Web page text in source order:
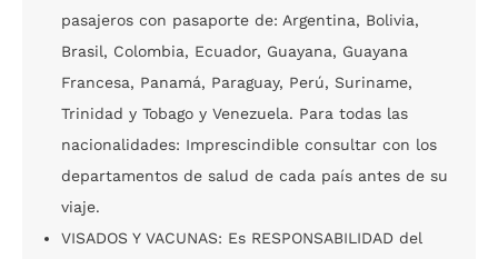
pasajeros con pasaporte de: Argentina, Bolivia,
Brasil, Colombia, Ecuador, Guayana, Guayana
Francesa, Panamá, Paraguay, Perú, Suriname,
Trinidad y Tobago y Venezuela. Para todas las
nacionalidades: Imprescindible consultar con los
departamentos de salud de cada país antes de su
viaje.
VISADOS Y VACUNAS: Es RESPONSABILIDAD del